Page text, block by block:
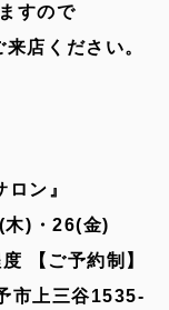
すので
店ください。
ン』
)・26(金)
【ご予約制】
市上三谷1535-